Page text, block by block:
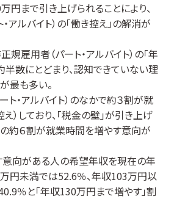
円まで引き上げられることにより、
アルバイト）の「働き控え」の解消が
規雇用者（パート・アルバイト）の「年
数にとどまり、認知できていない理
最も多い。
ト・アルバイト）のなかで約３割が就
）しており、「税金の壁」が引き上げ
の約６割が就業時間を増やす意向が
向がある人の希望年収を現在の年
円未満では52.6％、年収103万円以
％と「年収130万円まで増やす」割